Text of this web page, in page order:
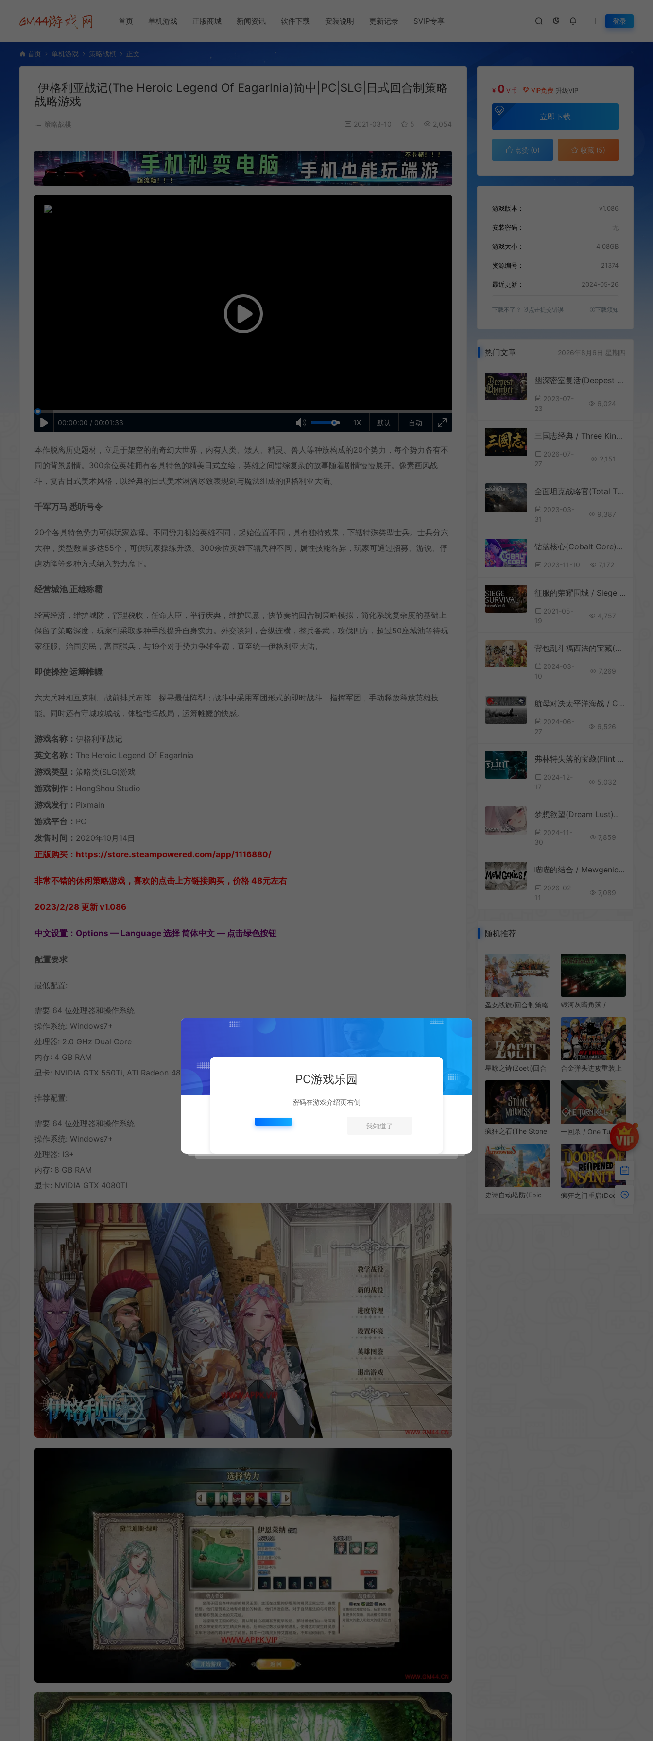
首页 单机游戏 正版商城 新闻资讯 软件下载 安装说明 更新记录 SVIP专享 登录
首页 单机游戏 策略战棋 正文
伊格利亚战记(The Heroic Legend Of Eagarlnia)简中|PC|SLG|日式回合制策略
战略游戏
策略战棋 2021-03-10 5 2,054
自动
1X 默认
00:00:00 / 00:01:33
本作脱离历史题材，立足于架空的的奇幻大世界，内有人类、矮人、精灵、兽人等种族构成的20个势力，每个势力各有不
同的背景剧情。300余位英雄拥有各具特色的精美日式立绘，英雄之间错综复杂的故事随着剧情慢慢展开。像素画风战
斗，复古日式美术风格，以经典的日式美术淋漓尽致表现剑与魔法组成的伊格利亚大陆。
千军万马 悉听号令
20个各具特色势力可供玩家选择。不同势力初始英雄不同，起始位置不同，具有独特效果，下辖特殊类型士兵。士兵分六
大种，类型数量多达55个，可供玩家操练升级。300余位英雄下辖兵种不同，属性技能各异，玩家可通过招募、游说、俘
虏劝降等多种方式纳入势力麾下。
经营城池 正雄称霸
经营经济，维护城防，管理税收，任命大臣，举行庆典，维护民意，快节奏的回合制策略模拟，简化系统复杂度的基础上
保留了策略深度，玩家可采取多种手段提升自身实力。外交谈判，合纵连横，整兵备武，攻伐四方，超过50座城池等待玩
家征服。治国安民，富国强兵，与19个对手势力争雄争霸，直至统一伊格利亚大陆。
即使操控 运筹帷幄
六大兵种相互克制。战前排兵布阵，探寻最佳阵型；战斗中采用军团形式的即时战斗，指挥军团，手动释放释放英雄技
能。同时还有守城攻城战，体验指挥战局，运筹帷幄的快感。
游戏名称： 伊格利亚战记
英文名称： The Heroic Legend Of Eagarlnia
游戏类型： 策略类(SLG)游戏
游戏制作： HongShou Studio
游戏发行： Pixmain
游戏平台： PC
发售时间： 2020年10月14日
正版购买： https://store.steampowered.com/app/1116880/
非常不错的休闲策略游戏，喜欢的点击上方链接购买，价格 48元左右
2023/2/28 更新 v1.086
中文设置：Options — Language 选择 简体中文 — 点击绿色按钮
配置要求
最低配置:
需要 64 位处理器和操作系统
操作系统: Windows7+
处理器: 2.0 GHz Dual Core
内存: 4 GB RAM
显卡: NVIDIA GTX 550Ti, ATI Radeon 4870 HD
推荐配置:
需要 64 位处理器和操作系统
操作系统: Windows7+
处理器: I3+
内存: 8 GB RAM
显卡: NVIDIA GTX 4080TI
¥ 0 V币 VIP免费 升级VIP
立即下载
点赞 (0) 收藏 (5)
游戏版本： v1.086
安装密码： 无
游戏大小： 4.08GB
资源编号： 21374
最近更新： 2024-05-26
下载不了？ 点击提交错误 下载须知
热门文章 2026年8月6日 星期四
幽深密室复活(Deepest Chamber Resurrection)简中|PC|SLG|套牌构筑rougelite策略游戏
2023-07-
23
6,024
三国志经典 / Three Kingdoms Classic 回合制大战略游戏
2026-07-
27
2,151
全面坦克战略官(Total Tank Generals)简中|PC|SLG|二战策略战棋游戏
2023-03-
31
9,387
钴蓝核心(Cobalt Core)科幻肉鸽牌组建构游戏|下载
2023-11-10 7,172
征服的荣耀围城 / Siege Survival Gloria Victis 中世纪资源管理策略游戏
2021-05-
19
4,757
背包乱斗福西法的宝藏(Backpack Battles)背包管理自走棋游戏|下载
2024-03-
10
7,269
航母对决太平洋海战 / Carrier Battles 4 Guadalcanal 海军兵棋策略游戏
2024-06-
27
6,526
弗林特失落的宝藏(Flint – Treasure of Oblivion)海盗策略游戏|中文|攻略|视频|免费下载
2024-12-
17
5,032
梦想欲望(Dream Lust)视觉小说塔防游戏|中文|攻略|评测|绿色版
2024-11-
30
7,859
喵喵的结合 / Mewgenics 策略培育轻度肉鸽游戏
2026-02-
11
7,089
随机推荐
圣女战旗/回合制策略
the Maid 下载
银河灰暗角落 /
空舰队策略游戏
星咏之诗(Zoeti)回合
合金弹头进攻重装上
ATTACK
RELOADED)简
中|PC|SLG|炮塔防御
策略游戏
疯狂之石(The Stone
术潜行游戏|下载
一回杀 / One Turn
Kill 回合制抽卡策略游
戏
史诗自动塔防(Epic
疯狂之门重启(Doors
PC游戏乐园
密码在游戏介绍页右侧
我知道了